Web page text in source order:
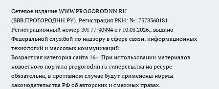
Сетевое издание WWW.PROGORODNN.RU
(ВВВ.ПРОГОРОДНН.РУ). Регистрация РКН: №: 7378360181.
Регистрационный номер ЭЛ 77-90994 от 10.03.2026., выдано
Федеральной службой по надзору в сфере связи, информационных
технологий и массовых коммуникаций.
Возрастная категория сайта 16+. При использовании материалов
новостного портала progorodnn.ru гиперссылка на ресурс
обязательна, в противном случае будут применены нормы
законодательства РФ об авторских и смежных правах.